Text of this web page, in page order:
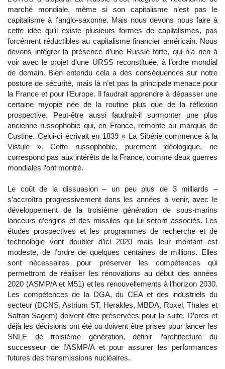
marché mondiale, même si son capitalisme n’est pas le
capitalisme à l’anglo-saxonne. Mais nous devons nous faire à
cette idée qu’il existe plusieurs formes de capitalismes, pas
forcément réductibles au capitalisme financier américain. Nous
devons intégrer la présence d’une Russie forte, qui n’a rien à
voir avec le projet d’une URSS reconstituée, à l’ordre mondial
de demain. Bien entendu cela a des conséquences sur notre
posture de sécurité, mais là n’et pas la principale menace pour
la France et pour l’Europe. Il faudrait apprendre à dépasser une
certaine myopie née de la routine plus que de la réflexion
prospective. Peut-être aussi faudrait-il surmonter une plus
ancienne russophobie qui, en France, remonte au marquis de
Custine. Celui-ci écrivait en 1839 « La Sibérie commence à la
Vistule ». Cette russophobie, purement idéologique, ne
correspond pas aux intérêts de la France, comme deux guerres
mondiales l’ont montré.
Le coût de la dissuasion – un peu plus de 3 milliards –
s’accroîtra progressivement dans les années à venir, avec le
développement de la troisième génération de sous-marins
lanceurs d’engins et des missiles qui lui seront associés. Les
études prospectives et les programmes de recherche et de
technologie vont doubler d’ici 2020 mais leur montant est
modeste, de l’ordre de quelques centaines de millions. Elles
sont nécessaires pour préserver les compétences qui
permettront de réaliser les rénovations au début des années
2020 (ASMP/A et M51) et les renouvellements à l’horizon 2030.
Les compétences de la DGA, du CEA et des industriels du
secteur (DCNS, Astrium ST, Herakles, MBDA, Roxel, Thales et
Safran-Sagem) doivent être préservées pour la suite. D’ores et
déjà les décisions ont été ou doivent être prises pour lancer les
SNLE de troisième génération, définir l’architecture du
successeur de l’ASMP/A et pour assurer les performances
futures des transmissions nucléaires.